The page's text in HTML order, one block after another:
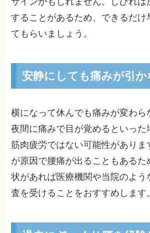
することがあるため、できるだけ
てもらいましょう。
安静にしても痛みが引
横になって休んでも痛みが変わら
夜間に痛みで目が覚めるといった
筋肉疲労ではない可能性がありま
が原因で腰痛が出ることもあるた
状があれば医療機関や当院のよう
査を受けることをおすすめします